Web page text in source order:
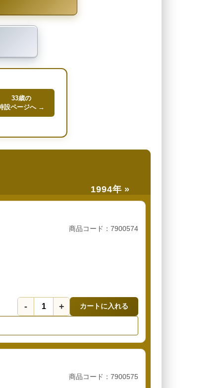
33歳の
設ページへ →
1994年 »
商品コード：7900574
- + カートに入れる
商品コード：7900575